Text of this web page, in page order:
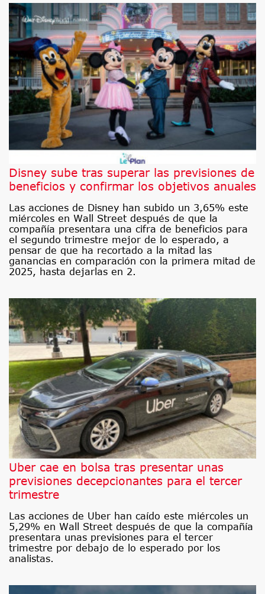
Disney sube tras superar las previsiones de
beneficios y confirmar los objetivos anuales
Las acciones de Disney han subido un 3,65% este
miércoles en Wall Street después de que la
compañía presentara una cifra de beneficios para
el segundo trimestre mejor de lo esperado, a
pensar de que ha recortado a la mitad las
ganancias en comparación con la primera mitad de
2025, hasta dejarlas en 2.
Uber cae en bolsa tras presentar unas
previsiones decepcionantes para el tercer
trimestre
Las acciones de Uber han caído este miércoles un
5,29% en Wall Street después de que la compañía
presentara unas previsiones para el tercer
trimestre por debajo de lo esperado por los
analistas.